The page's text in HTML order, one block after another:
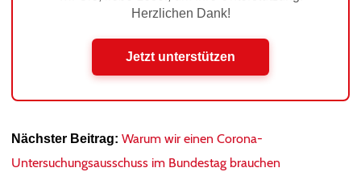
Herzlichen Dank!
Jetzt unterstützen
Nächster Beitrag: Warum wir einen Corona-
Untersuchungsausschuss im Bundestag brauchen